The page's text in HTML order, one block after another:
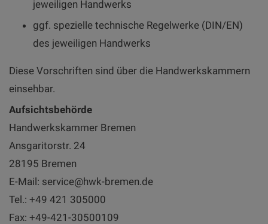
jeweiligen Handwerks
ggf. spezielle technische Regelwerke (DIN/EN)
des jeweiligen Handwerks
Diese Vorschriften sind über die Handwerkskammern
einsehbar.
Aufsichtsbehörde
Handwerkskammer Bremen
Ansgaritorstr. 24
28195 Bremen
E-Mail: service@hwk-bremen.de
Tel.: +49 421 305000
Fax: +49-421-30500109